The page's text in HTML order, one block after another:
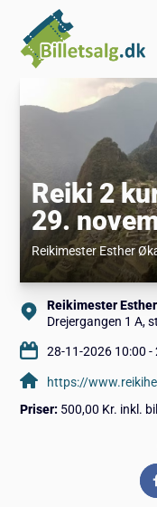
Reiki 2
29.
Reikimester Esther
Reikimester
Drejergangen 1 A,
28-11-2026 10:00
https://
Priser: 500,00 Kr. inkl.